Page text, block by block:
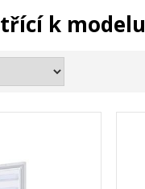
k modelu